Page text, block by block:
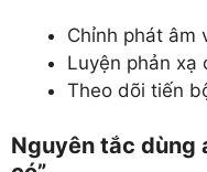
Chỉnh phát âm
Luyện phản xạ
Theo dõi tiến
Nguyên tắc dùng